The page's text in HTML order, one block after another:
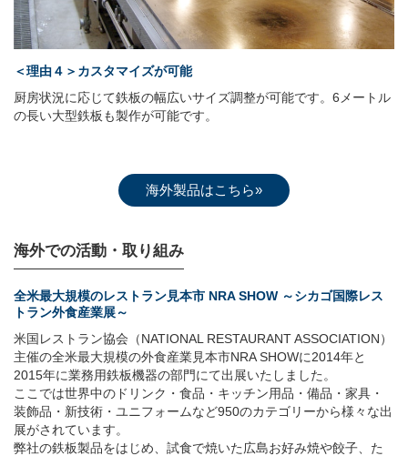
＜理由４＞カスタマイズが可能
厨房状況に応じて鉄板の幅広いサイズ調整が可能です。6メートル
の長い大型鉄板も製作が可能です。
海外製品はこちら»
海外での活動・取り組み
全米最大規模のレストラン見本市 NRA SHOW ～シカゴ国際レス
トラン外食産業展～
米国レストラン協会（NATIONAL RESTAURANT ASSOCIATION）
主催の全米最大規模の外食産業見本市NRA SHOWに2014年と
2015年に業務用鉄板機器の部門にて出展いたしました。
ここでは世界中のドリンク・食品・キッチン用品・備品・家具・
装飾品・新技術・ユニフォームなど950のカテゴリーから様々な出
展がされています。
弊社の鉄板製品をはじめ、試食で焼いた広島お好み焼や餃子、た